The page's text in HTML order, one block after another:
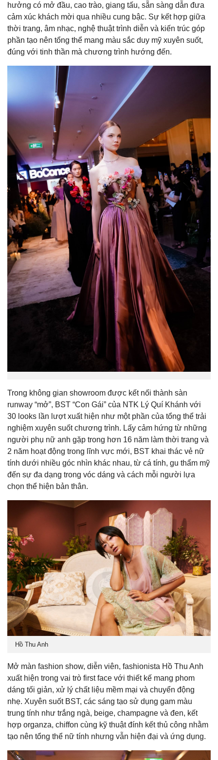
hưởng có mở đầu, cao trào, giang tấu, sẵn sàng dẫn đưa
cảm xúc khách mời qua nhiều cung bậc. Sự kết hợp giữa
thời trang, âm nhạc, nghệ thuật trình diễn và kiến trúc góp
phần tạo nên tổng thể mang màu sắc duy mỹ xuyên suốt,
đúng với tinh thần mà chương trình hướng đến.
Trong không gian showroom được kết nối thành sàn
runway “mở”, BST “Con Gái” của NTK Lý Quí Khánh với
30 looks lần lượt xuất hiện như một phần của tổng thể trải
nghiệm xuyên suốt chương trình. Lấy cảm hứng từ những
người phụ nữ anh gặp trong hơn 16 năm làm thời trang và
2 năm hoạt động trong lĩnh vực mới, BST khai thác vẻ nữ
tính dưới nhiều góc nhìn khác nhau, từ cá tính, gu thẩm mỹ
đến sự đa dạng trong vóc dáng và cách mỗi người lựa
chọn thể hiện bản thân.
Hồ Thu Anh
Mở màn fashion show, diễn viên, fashionista Hồ Thu Anh
xuất hiện trong vai trò first face với thiết kế mang phom
dáng tối giản, xử lý chất liệu mềm mại và chuyển động
nhẹ. Xuyên suốt BST, các sáng tạo sử dụng gam màu
trung tính như trắng ngà, beige, champagne và đen, kết
hợp organza, chiffon cùng kỹ thuật đính kết thủ công nhằm
tạo nên tổng thể nữ tính nhưng vẫn hiện đại và ứng dụng.